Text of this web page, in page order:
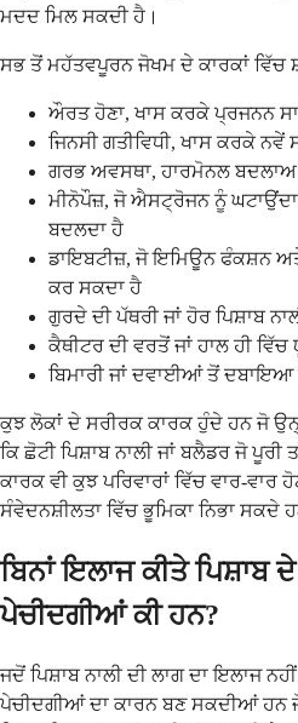
ਮਦਦ ਮਿਲ ਸਕਦੀ ਹੈ।
ਸਭ ਤੋਂ ਮਹੱਤਵਪੂਰਨ ਜੋਖਮ ਦੇ ਕਾਰਕਾਂ ਵਿੱਚ
ਔਰਤ ਹੋਣਾ, ਖਾਸ ਕਰਕੇ ਪ੍ਰਜਨਨ
ਜਿਨਸੀ ਗਤੀਵਿਧੀ, ਖਾਸ ਕਰਕੇ
ਗਰਭ ਅਵਸਥਾ, ਹਾਰਮੋਨਲ
ਮੀਨੋਪੌਜ਼, ਜੋ ਐਸਟ੍ਰੋਜਨ ਨੂੰ
ਬਦਲਦਾ ਹੈ
ਡਾਇਬਟੀਜ਼, ਜੋ ਇਮਿਊਨ ਫੰਕਸ਼ਨ
ਕਰ ਸਕਦਾ ਹੈ
ਗੁਰਦੇ ਦੀ ਪੱਥਰੀ ਜਾਂ ਹੋਰ ਪਿਸ਼ਾਬ
ਕੈਥੀਟਰ ਦੀ ਵਰਤੋਂ ਜਾਂ ਹਾਲ ਹੀ
ਬਿਮਾਰੀ ਜਾਂ ਦਵਾਈਆਂ ਤੋਂ
ਕੁਝ ਲੋਕਾਂ ਦੇ ਸਰੀਰਕ ਕਾਰਕ ਹੁੰਦੇ ਹਨ ਜੋ
ਕਿ ਛੋਟੀ ਪਿਸ਼ਾਬ ਨਾਲੀ ਜਾਂ ਬਲੈਡਰ ਜੋ ਪੂਰੀ
ਕਾਰਕ ਵੀ ਕੁਝ ਪਰਿਵਾਰਾਂ ਵਿੱਚ ਵਾਰ-
ਸੰਵੇਦਨਸ਼ੀਲਤਾ ਵਿੱਚ ਭੂਮਿਕਾ ਨਿਭਾ ਸਕਦੇ
ਬਿਨਾਂ ਇਲਾਜ ਕੀਤੇ ਪਿਸ਼ਾਬ
ਪੇਚੀਦਗੀਆਂ ਕੀ ਹਨ?
ਜਦੋਂ ਪਿਸ਼ਾਬ ਨਾਲੀ ਦੀ ਲਾਗ ਦਾ ਇਲਾਜ
ਪੇਚੀਦਗੀਆਂ ਦਾ ਕਾਰਨ ਬਣ ਸਕਦੀਆਂ ਹਨ